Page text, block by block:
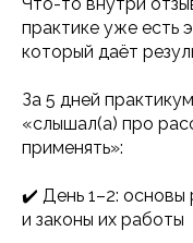
практике уже есть
который даёт
За 5 дней
«слышал(а) про
применять»:
✔️ День 1–2: основы
и законы их работы